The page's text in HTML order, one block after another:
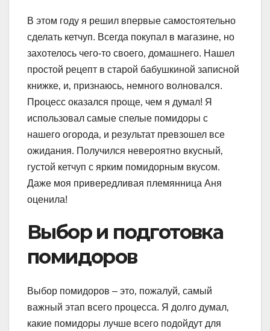
В этом году я решил впервые самостоятельно
сделать кетчуп. Всегда покупал в магазине‚ но
захотелось чего-то своего‚ домашнего. Нашел
простой рецепт в старой бабушкиной записной
книжке‚ и‚ признаюсь‚ немного волновался.
Процесс оказался проще‚ чем я думал! Я
использовал самые спелые помидоры с
нашего огорода‚ и результат превзошел все
ожидания. Получился невероятно вкусный‚
густой кетчуп с ярким помидорным вкусом.
Даже моя привередливая племянница Аня
оценила!
Выбор и подготовка
помидоров
Выбор помидоров – это‚ пожалуй‚ самый
важный этап всего процесса. Я долго думал‚
какие помидоры лучше всего подойдут для